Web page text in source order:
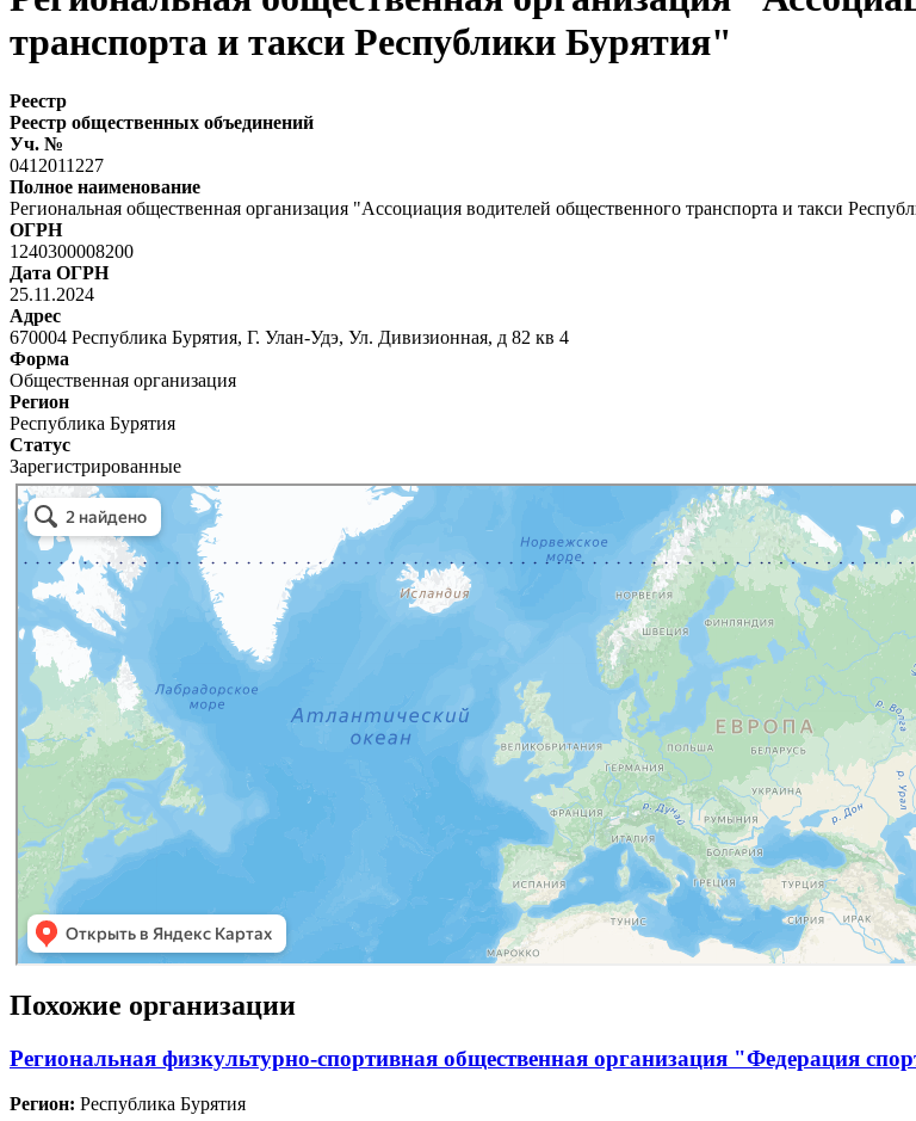
транспорта и такси Республики Бурятия"
Реестр
Реестр общественных объединений
Уч. №
0412011227
Полное наименование
Региональная общественная организация "Ассоциация водителей общественного транспорта и такси
ОГРН
1240300008200
Дата ОГРН
25.11.2024
Адрес
670004 Республика Бурятия, Г. Улан-Удэ, Ул. Дивизионная, д 82 кв 4
Форма
Общественная организация
Регион
Республика Бурятия
Статус
Зарегистрированные
Похожие организации
Региональная физкультурно-спортивная общественная организация "Федерация
Регион: Республика Бурятия